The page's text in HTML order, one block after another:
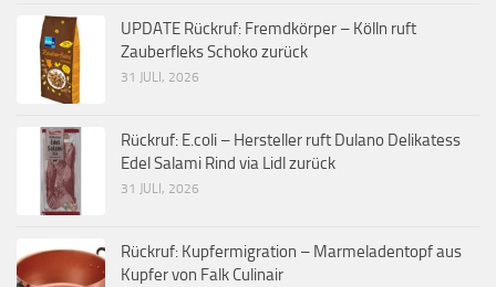
UPDATE Rückruf: Fremdkörper – Kölln ruft
Zauberfleks Schoko zurück
31 JULI, 2026
Rückruf: E.coli – Hersteller ruft Dulano Delikatess
Edel Salami Rind via Lidl zurück
31 JULI, 2026
Rückruf: Kupfermigration – Marmeladentopf aus
Kupfer von Falk Culinair